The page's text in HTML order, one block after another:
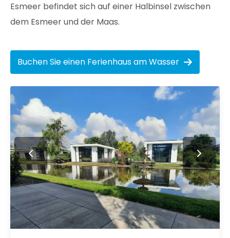
Esmeer befindet sich auf einer Halbinsel zwischen
dem Esmeer und der Maas.
Buchen Sie einen Ferienhaus am Wasser